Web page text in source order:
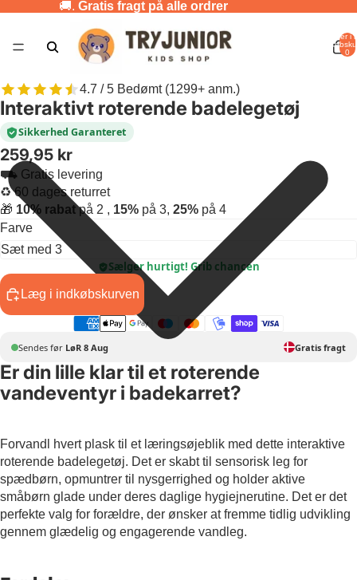
🚚. Gratis fragt på alle ordrer
Varer i
0
4.7 / 5 Bedømt (1299+ anm.)
Interaktivt roterende badelegetøj
Sikkerhed Garanteret
259,95 kr
⛟ Gratis levering
♻ 60 dages returret
🎁 10% rabatpå 2 , 15% på 3, 25% på 4
Farve
Sælger hurtigt! Grib chancen
Læg i indkøbskurven
Sendes før LøR 8 Aug Gratis fragt
Er din lille klar til et roterende
vandeventyr i badekarret?
Forvandl hvert plask til et læringsøjeblik med dette interaktive
roterende badelegetøj. Det er skabt til sensorisk leg for
spædbørn, opmuntrer til nysgerrighed og holder aktive
småbørn glade under deres daglige hygiejnerutine. Det er det
perfekte valg for forældre, der ønsker at fremme tidlig udvikling
gennem glædelig og engagerende vandleg.